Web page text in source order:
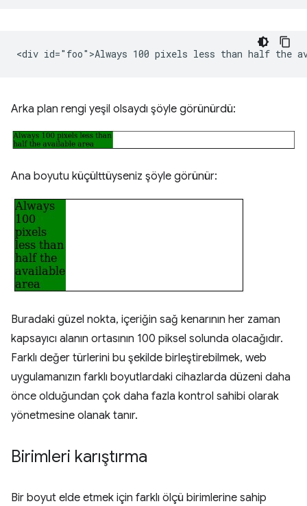
Arka plan rengi yeşil olsaydı şöyle görünürdü:
Ana boyutu küçülttüyseniz şöyle görünür:
Buradaki güzel nokta, içeriğin sağ kenarının her zaman
kapsayıcı alanın ortasının 100 piksel solunda olacağıdır.
Farklı değer türlerini bu şekilde birleştirebilmek, web
uygulamanızın farklı boyutlardaki cihazlarda düzeni daha
önce olduğundan çok daha fazla kontrol sahibi olarak
yönetmesine olanak tanır.
Birimleri karıştırma
Bir boyut elde etmek için farklı ölçü birimlerine sahip